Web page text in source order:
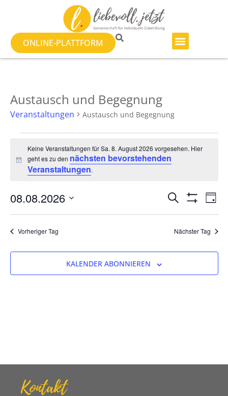
ONLINE-PLATTFORM
Austausch und Begegnung
Veranstaltungen Austausch und Begegnung
Hinweis
Keine Veranstaltungen für Sa. 8. August 2026 vorgesehen. Hier
geht es zu den nächsten bevorstehenden
Veranstaltungen.
Suche
und
SUCHE TAG
08.08.2026
wählen.
Vorheriger Tag Nächster Tag
KALENDER ABONNIEREN
Kontakt